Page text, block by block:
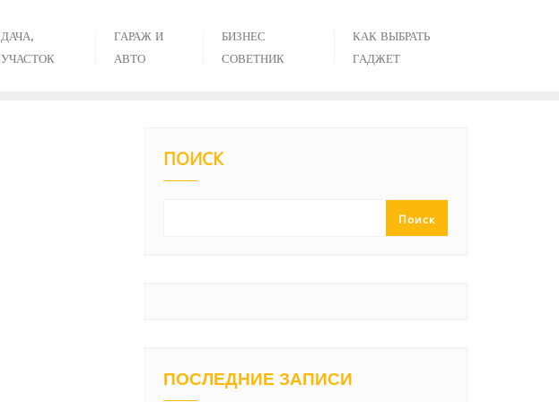
ДАЧА,
УЧАСТОК
ГАРАЖ И
АВТО
БИЗНЕС
СОВЕТНИК
КАК ВЫБРАТЬ
ГАДЖЕТ
ПОИСК
Поиск
ПОСЛЕДНИЕ ЗАПИСИ